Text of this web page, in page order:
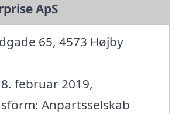
ApS
65, 4573 Højby
februar 2019,
Anpartsselskab